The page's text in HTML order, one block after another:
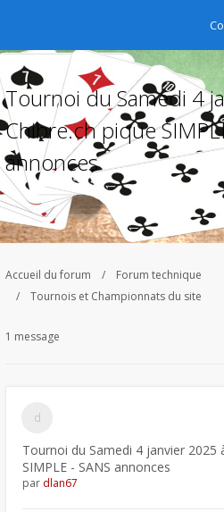
Tournoi du Samedi 4
Chibre.ch pique
annonces
Accueil du forum
Forum technique
Tournois et Championnats du site
1 message
Tournoi du Samedi 4 janvier 2025
SIMPLE - SANS annonces
par dlan67